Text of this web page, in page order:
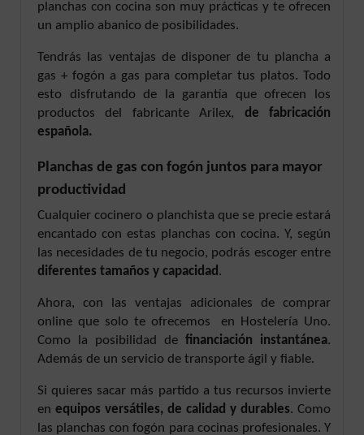
planchas con cocina son muy prácticas y te ofrecen
un amplio abanico de posibilidades.
Tendrás las ventajas de disponer de tu plancha a
gas + fogón a gas para completar tus platos. Todo
esto disfrutando de la garantía que ofrecen los
productos del fabricante Arilex, de fabricación
española.
Planchas de gas con fogón juntos para mayor
productividad
Cualquier cocinero o planchista que se precie estará
encantado con estas planchas con cocina. Y, según
las necesidades de tu negocio, podrás escoger entre
diferentes tamaños y capacidad .
Ahora, con las ventajas adicionales de comprar
online que solo te ofrecemos
en Hostelería Uno.
Como la posibilidad de financiación instantánea.
Además de un servicio de transporte ágil y fiable.
Si quieres sacar más partido a tus recursos invierte
en equipos versátiles, de calidad y durables. Como
las planchas con fogón para cocinas profesionales. Y